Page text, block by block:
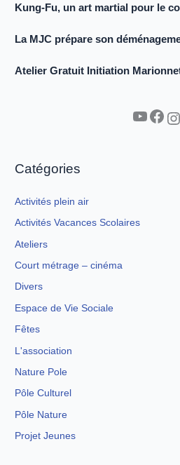
Kung-Fu, un art martial pour le
La MJC prépare son
Atelier Gratuit Initiation
YouTube Facebook Instagram
Catégories
Activités plein air
Activités Vacances Scolaires
Ateliers
Court métrage – cinéma
Divers
Espace de Vie Sociale
Fêtes
L'association
Nature Pole
Pôle Culturel
Pôle Nature
Projet Jeunes